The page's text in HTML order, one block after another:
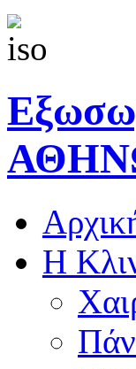
Η